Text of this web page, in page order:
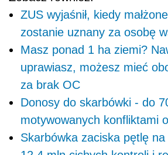
ZUS wyjaśnił, kiedy
zostanie uznany za osobę
Masz ponad 1 ha ziemi?
uprawiasz, możesz mieć
za brak OC
Donosy do skarbówki - do
motywowanych konfliktami
Skarbówka zaciska pętlę